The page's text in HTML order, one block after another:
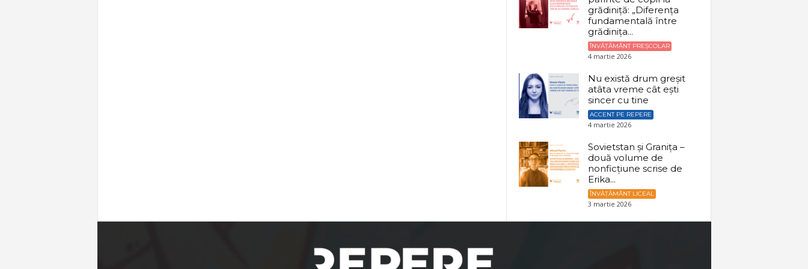
grădiniță: „Diferența
fundamentală între
grădinița...
ÎNVĂȚĂMÂNT PREȘCOLAR
4 martie 2026
Nu există drum greșit
atâta vreme cât ești
sincer cu tine
ACCENT PE REPERE
4 martie 2026
Sovietstan și Granița –
două volume de
nonficțiune scrise de
Erika...
ÎNVĂȚĂMÂNT LICEAL
3 martie 2026